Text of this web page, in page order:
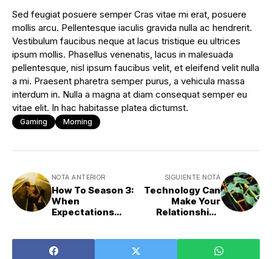
Sed feugiat posuere semper Cras vitae mi erat, posuere
mollis arcu. Pellentesque iaculis gravida nulla ac hendrerit.
Vestibulum faucibus neque at lacus tristique eu ultrices
ipsum mollis. Phasellus venenatis, lacus in malesuada
pellentesque, nisl ipsum faucibus velit, et eleifend velit nulla
a mi. Praesent pharetra semper purus, a vehicula massa
interdum in. Nulla a magna at diam consequat semper eu
vitae elit. In hac habitasse platea dictumst.
Gaming Morning
NOTA ANTERIOR
How To Season 3:
When
Expectations
SIGUIENTE NOTA
Technology Can
Make Your
Relationships